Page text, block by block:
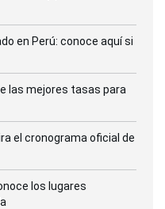
en Perú: conoce aquí si
las mejores tasas para
el cronograma oficial de
los lugares